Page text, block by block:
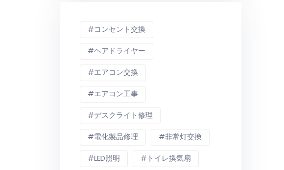
コンセント交換
ヘアドライヤー
エアコン交換
エアコン工事
デスクライト修理
電化製品修理 非常灯交換
LED照明 トイレ換気扇